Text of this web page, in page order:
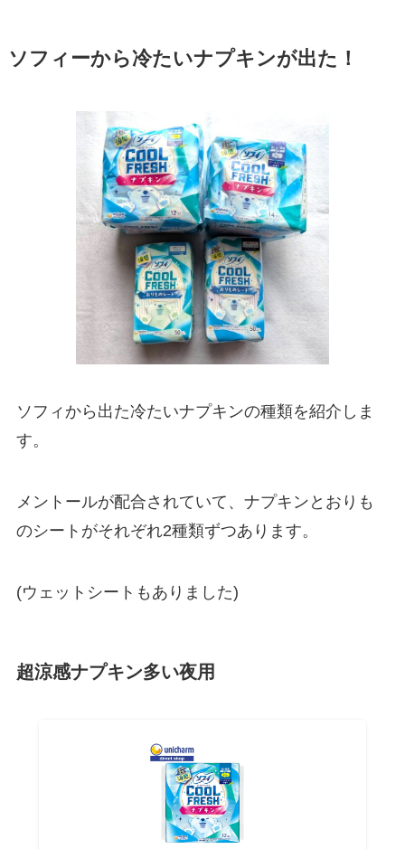
ソフィーから冷たいナプキンが出た！
ソフィから出た冷たいナプキンの種類を紹介しま
す。
メントールが配合されていて、ナプキンとおりも
のシートがそれぞれ2種類ずつあります。
(ウェットシートもありました)
超涼感ナプキン多い夜用